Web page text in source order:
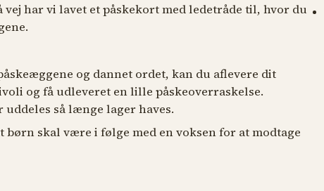
har vi lavet et påskekort med ledetråde til, hvor du
og dannet ordet, kan du aflevere dit
og få udleveret en lille påskeoverraskelse.
uddeles så længe lager haves.
børn skal være i følge med en voksen for at modtage